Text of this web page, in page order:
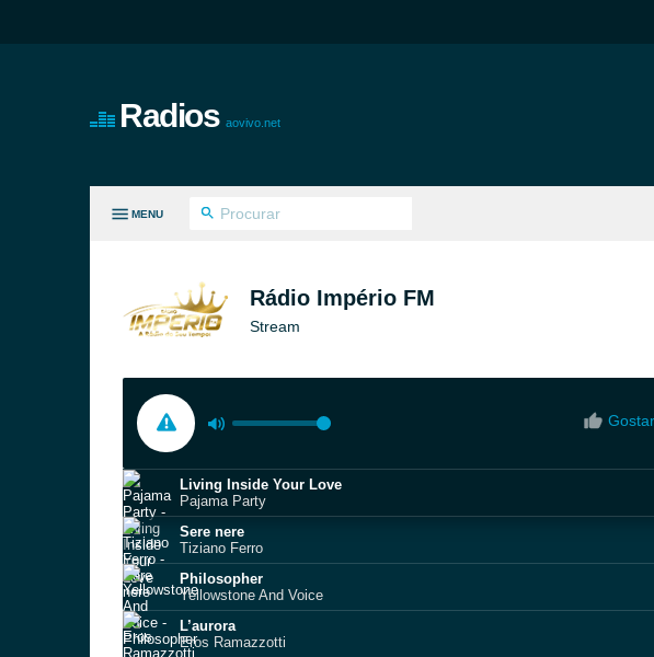
Radios aovivo.net
MENU
Rádio Império FM
Stream
Living Inside Your Love
Pajama Party
Sere nere
Tiziano Ferro
Philosopher
Yellowstone And Voice
L’aurora
Eros Ramazzotti